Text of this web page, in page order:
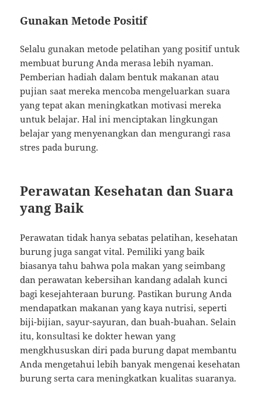
Gunakan Metode Positif
Selalu gunakan metode pelatihan yang positif untuk
membuat burung Anda merasa lebih nyaman.
Pemberian hadiah dalam bentuk makanan atau
pujian saat mereka mencoba mengeluarkan suara
yang tepat akan meningkatkan motivasi mereka
untuk belajar. Hal ini menciptakan lingkungan
belajar yang menyenangkan dan mengurangi rasa
stres pada burung.
Perawatan Kesehatan dan Suara
yang Baik
Perawatan tidak hanya sebatas pelatihan, kesehatan
burung juga sangat vital. Pemiliki yang baik
biasanya tahu bahwa pola makan yang seimbang
dan perawatan kebersihan kandang adalah kunci
bagi kesejahteraan burung. Pastikan burung Anda
mendapatkan makanan yang kaya nutrisi, seperti
biji-bijian, sayur-sayuran, dan buah-buahan. Selain
itu, konsultasi ke dokter hewan yang
mengkhususkan diri pada burung dapat membantu
Anda mengetahui lebih banyak mengenai kesehatan
burung serta cara meningkatkan kualitas suaranya.